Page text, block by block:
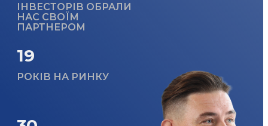
ІНВЕСТОРІВ ОБРАЛИ
НАС СВОЇМ
ПАРТНЕРОМ
19
РОКІВ НА РИНКУ